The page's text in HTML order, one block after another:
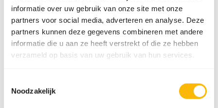
informatie over uw gebruik van onze site met onze
partners voor social media, adverteren en analyse. Deze
partners kunnen deze gegevens combineren met andere
informatie die u aan ze heeft verstrekt of die ze hebben
verzameld op basis van uw gebruik van hun services.
Noodzakelijk
Aanvullend advies
Divide the “Feed quantity per day” over at least
two feeding moments per day.
Feed small insects, as larger ones might cause